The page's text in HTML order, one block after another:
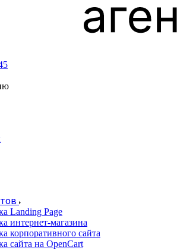
Landing Page
интернет-магазина
корпоративного сайта
сайта на OpenCart